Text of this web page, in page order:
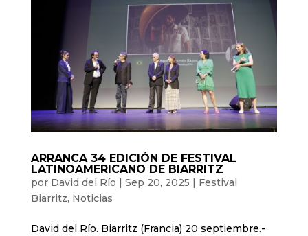
ARRANCA 34 EDICIÓN DE FESTIVAL
LATINOAMERICANO DE BIARRITZ
por David del Río | Sep 20, 2025 | Festival
Biarritz, Noticias
David del Río. Biarritz (Francia) 20 septiembre.-